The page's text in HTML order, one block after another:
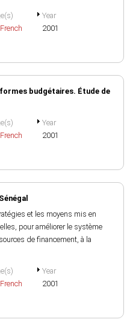
French
Year
2001
budgétaires. Étude de
French
Year
2001
et les moyens mis en
pour améliorer le système
de financement, à la
French
Year
2001